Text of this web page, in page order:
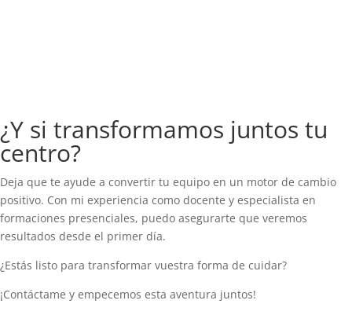
¿Y si transformamos juntos tu
centro?
Deja que te ayude a convertir tu equipo en un motor de cambio
positivo. Con mi experiencia como docente y especialista en
formaciones presenciales, puedo asegurarte que veremos
resultados desde el primer día.
¿Estás listo para transformar vuestra forma de cuidar?
¡Contáctame y empecemos esta aventura juntos!